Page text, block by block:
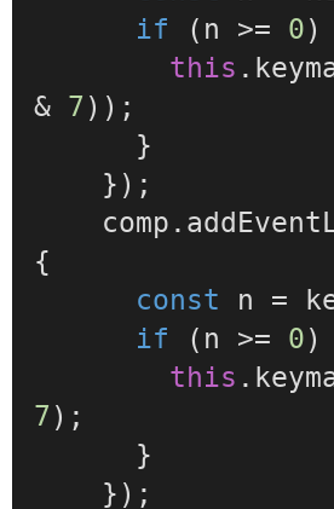
if (n >= 0)
this .
& 7 ));
    comp.
{
const n =
if (n >= 0)
this .
7 );